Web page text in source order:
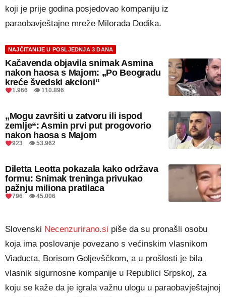
koji je prije godina posjedovao kompaniju iz
paraobavještajne mreže Milorada Dodika.
NAJČITANIJE U POSLJEDNJA 3 DANA
Kačavenda objavila snimak Asmina
nakon haosa s Majom: „Po Beogradu
kreće švedski akcioni“
1.966 👁 110.896
„Mogu završiti u zatvoru ili ispod
zemlje“: Asmin prvi put progovorio
nakon haosa s Majom
923 👁 53.962
Diletta Leotta pokazala kako održava
formu: Snimak treninga privukao
pažnju miliona pratilaca
796 👁 45.006
Slovenski Necenzurirano.si piše da su pronašli osobu
koja ima poslovanje povezano s većinskim vlasnikom
Viaducta, Borisom Goljevščkom, a u prošlosti je bila
vlasnik sigurnosne kompanije u Republici Srpskoj, za
koju se kaže da je igrala važnu ulogu u paraobavještajnoj